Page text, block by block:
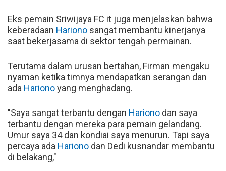
Eks pemain Sriwijaya FC it juga menjelaskan bahwa
keberadaan Hariono sangat membantu kinerjanya
saat bekerjasama di sektor tengah permainan.
Terutama dalam urusan bertahan, Firman mengaku
nyaman ketika timnya mendapatkan serangan dan
ada Harionoyang menghadang.
"Saya sangat terbantu dengan Hariono dan saya
terbantu dengan mereka para pemain gelandang.
Umur saya 34 dan kondiai saya menurun. Tapi saya
percaya ada Hariono dan Dedi kusnandar membantu
di belakang,"